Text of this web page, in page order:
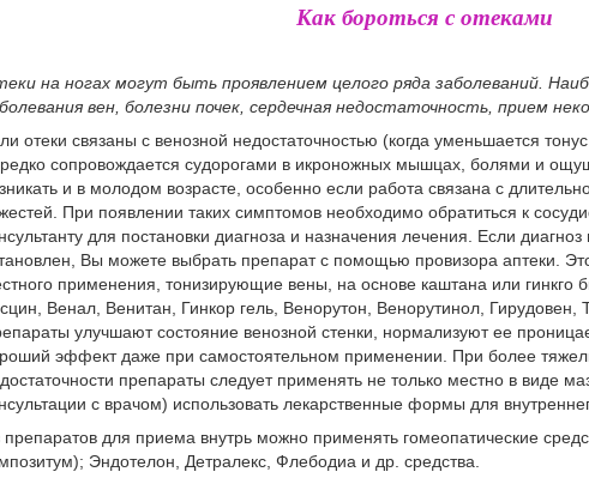
Как бороться с отеками
на ногах могут быть проявлением целого ряда заболеваний.
вен, болезни почек, сердечная недостаточность, прием
отеки связаны с венозной недостаточностью (когда уменьшается
сопровождается судорогами в икроножных мышцах, болями и
и в молодом возрасте, особенно если работа связана с
При появлении таких симптомов необходимо обратиться к
для постановки диагноза и назначения лечения. Если
Вы можете выбрать препарат с помощью провизора аптеки.
применения, тонизирующие вены, на основе каштана или гинкго
Венал, Венитан, Гинкор гель, Венорутон, Венорутинол, Гирудовен,
улучшают состояние венозной стенки, нормализуют ее
эффект даже при самостоятельном применении. При более
препараты следует применять не только местно в виде
с врачом) использовать лекарственные формы для
препаратов для приема внутрь можно применять гомеопатические
Эндотелон, Детралекс, Флебодиа и др. средства.